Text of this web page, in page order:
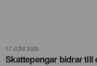
17 JUNI 2025
Skattepengar bidrar till